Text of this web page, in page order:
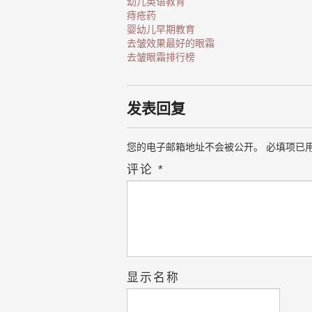
痔疮药
婴幼儿早期教育
去皱效果最好的眼霜
去皱眼霜排行榜
发表回复
您的电子邮箱地址不会被公开。 必填项已
评论 *
显示名称